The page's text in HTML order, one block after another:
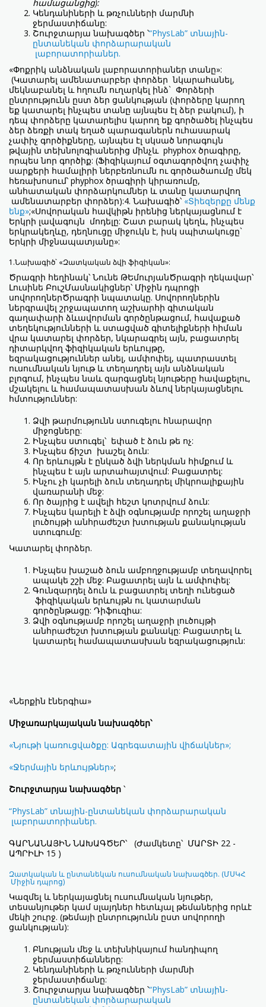
համացանցից):
Կենդանիների և թռչունների մարմնի
ջերմաստիճանը:
Շուրջտարյա նախագծեր ՝“PhysLab” տնային-
ընտանեկան փորձարարական
լաբորատորիաներ.
«Փոքրիկ անձնական լաբորատորիաներ տանը»:
(Կատարել ամենատարբեր փորձեր նկարահանել,
մեկնաբանել և հղումն ուղարկել ինձ` Փորձերի
ընտրությունն ըստ ձեր ցանկության (փորձերը կարող
եք կատարել ինչպես տանը այնպես էլ ձեր բակում), ի
դեպ փորձերը կատարելիս կարող եք գործածել ինչպես
ձեր ձեռքի տակ եղած պարագաներն ուհասարակ
չափիչ գործիքները, այնպես էլ սկսած նորագույն
թվային տեխնոլոգիաներից մինչև phyphox ծրագիրը,
որպես նոր գործիք: (Ֆիզիկայում օգտագործվող չափիչ
սարքերի համալիրի ներբեռնումն ու գործածաումը մեկ
հեռախոսում՝ phyphox ծրագիրի կիրառումը,
անհատական փորձարկումներ և տանը կատարվող
ամենատարբեր փորձեր):4. Նախագիծ՝ «Տիեզերքը մենք
ենք»;«Սովորական հավկիթն իրենից ներկայացնում է
Երկրի լավագույն մոդելը: Շատ բարակ կեղև, ինչպես
երկրակեղևը, դեղնուցը միջուկն է, իսկ սպիտակուցը`
Երկրի միջնապատյանը»:
1.Նախագիծ՝ «Զատկական ձվի ֆիզիկան»:
Ծրագրի հեղինակ՝ Նունե ԹԵմուրյանԾրագրի ղեկավար՝
Լուսինե ԲուշՄասնակիցներ՝ Միջին դպրոցի
սովորողներԾրագրի նպատակը. Սովորողներին
ներգրավել շրջապատող աշխարհի գիտական
գաղափարի ձևավորման գործընթացում, հավաքած
տեղեկությունների և ստացված գիտելիքների հիման
վրա կատարել փորձեր, նկարագրել այն, բացատրել
դիտարկվող ֆիզիկական երևույթը,
եզրակացություններ անել, ամփոփել, պատրաստել
ուսումնական նյութ և տեղադրել այն անձնական
բլոգում, ինչպես նաև զարգացնել նյութերը հավաքելու,
մշակելու և համապատասխան ձևով ներկայացնելու
հմտություններ:
Ձվի թարմությունն ստուգելու հնարավոր
միջոցները:
Ինչպես ստուգել՝ եփած է ձուն թե ոչ:
Ինչպես ճիշտ խաշել ձուն:
Որ երևույթն է ընկած ձվի ներկման հիմքում և
ինչպես է այն արտահայտվում: Բացատրել:
Ինչու չի կարելի ձուն տեղադրել միկրոալիքային
վառարանի մեջ:
Որ ծայրից է ավելի հեշտ կոտրվում ձուն:
Ինչպես կարելի է ձվի օգնությամբ որոշել աղաջրի
լուծույթի անհրաժեշտ խտության քանակության
ստուգումը:
Կատարել փորձեր.
Ինչպես խաշած ձուն ամբողջությամբ տեղավորել
ապակե շշի մեջ: Բացատրել այն և ամփոփել:
Գունզարդել ձուն և բացատրել տեղի ունեցած
ֆիզիկական երևույթն ու կատարման
գործընթացը: Դիֆուզիա:
Ձվի օգնությամբ որոշել աղաջրի լուծույթի
անհրաժեշտ խտության քանակը: Բացատրել և
կատարել համապատասխան եզրակացություն:
«Ներքին էներգիա»
Միջառարկայական նախագծեր՝
«Նյութի կառուցվածքը: Ագրեգատային վիճակներ»;
«Ջերմային երևույթներ»;
Շուրջտարյա նախագծեր ՝
“PhysLab” տնային-ընտանեկան փորձարարական
լաբորատորիաներ.
ԳԱՐՆԱՆԱՅԻՆ ՆԱԽԱԳԾԵՐ՝ (Ժամկետը՝ ՄԱՐՏԻ 22 -
ԱՊՐԻԼԻ 15 )
Զատկական և ընտանեկան ուսումնական նախագծեր. (ՄՍԿՀ
Միջին դպրոց)
Կազմել և ներկայացնել ուսումնական նյութեր,
տեսանյութեր կամ սլայդներ հետևյալ թեմաներից որևէ
մեկի շուրջ. (թեմայի ընտրությունն ըստ սովորողի
ցանկության):
Բնության մեջ և տեխնիկայում հանդիպող
ջերմաստիճանները:
Կենդանիների և թռչունների մարմնի
ջերմաստիճանը:
Շուրջտարյա նախագծեր ՝“PhysLab” տնային-
ընտանեկան փորձարարական